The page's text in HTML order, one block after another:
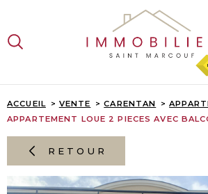
la
recherche
menu
principal
contenu
ACCUEIL VENTE CARENTAN
APPARTEMENT LOUE 2 PIECES AVEC
RETOUR